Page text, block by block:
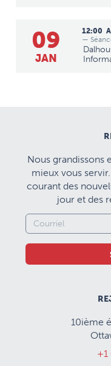
09
JAN
12:00
—
Nous grandissons
mieux vous
courant des
jour et des
10ième